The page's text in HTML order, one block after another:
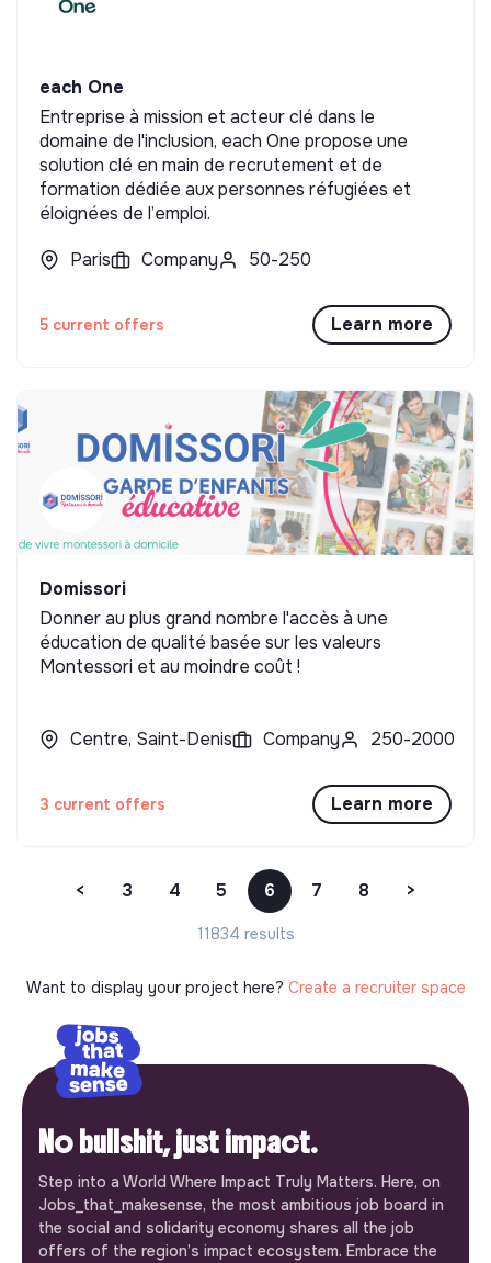
each One
Entreprise à mission et acteur clé dans le
domaine de l'inclusion, each One propose une
solution clé en main de recrutement et de
formation dédiée aux personnes réfugiées et
éloignées de l’emploi.
Paris
Company 50-250
5 current offers Learn more
Domissori
Donner au plus grand nombre l'accès à une
éducation de qualité basée sur les valeurs
Montessori et au moindre coût !
Centre, Saint-Denis Company 250-2000
3 current offers Learn more
< 3 4 5 6 7 8 >
11834 results
Want to display your project here? Create a recruiter space
No bullshit, just impact.
Step into a World Where Impact Truly Matters. Here, on
Jobs_that_makesense, the most ambitious job board in
the social and solidarity economy shares all the job
offers of the region’s impact ecosystem. Embrace the